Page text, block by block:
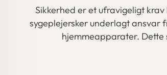
Sikkerhed er et ufravigeligt
sygeplejersker underlagt ansvar
hjemmeapparater. Dette